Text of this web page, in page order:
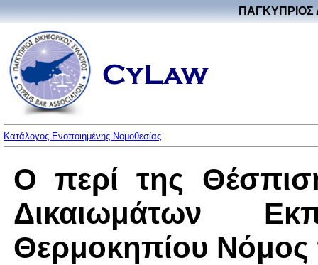
ΠΑΓΚΥΠΡΙΟΣ
Κατάλογος Ενοποιημένης Νομοθεσίας
Ο περί της
Δικαιωμάτων
Θερμοκηπίου Νόμος